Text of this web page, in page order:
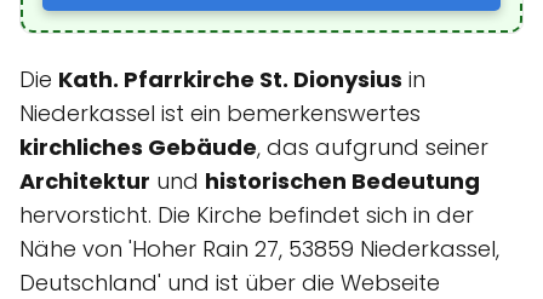
Die Kath. Pfarrkirche St. Dionysius in
Niederkassel ist ein bemerkenswertes
kirchliches Gebäude, das aufgrund seiner
Architektur und historischen Bedeutung
hervorsticht. Die Kirche befindet sich in der
Nähe von 'Hoher Rain 27, 53859 Niederkassel,
Deutschland' und ist über die Webseite